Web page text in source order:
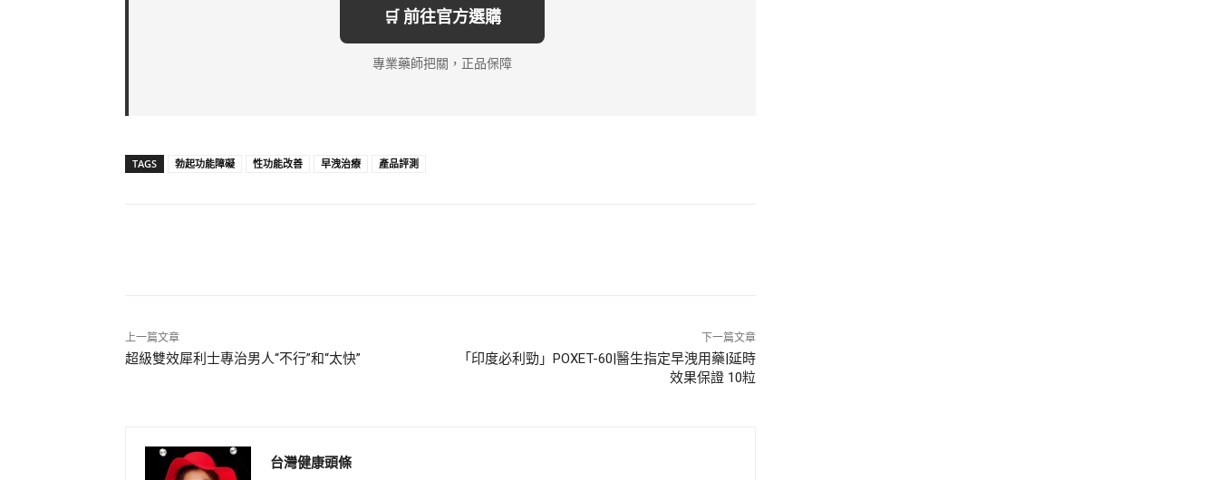
🛒 前往官方選購
專業藥師把關，正品保障
TAGS 勃起功能障礙 性功能改善 早洩治療 產品評測
上一篇文章
超級雙效犀利士專治男人“不行”和“太快”
下一篇文章
「印度必利勁」POXET-60|醫生指定早洩用藥|延時
效果保證 10粒
台灣健康頭條